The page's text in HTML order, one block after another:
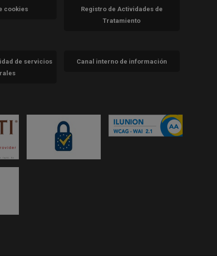
cookies
Registro de Actividades de
Tratamiento
de servicios
Canal interno de información